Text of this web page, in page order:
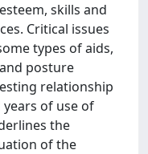
skills and
Critical issues
types of aids,
posture
relationship
of use of
the
of the